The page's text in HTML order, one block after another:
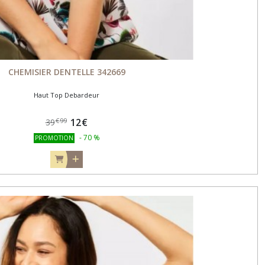
CHEMISIER DENTELLE 342669
Haut Top Debardeur
39€99 12€
PROMOTION - 70 %